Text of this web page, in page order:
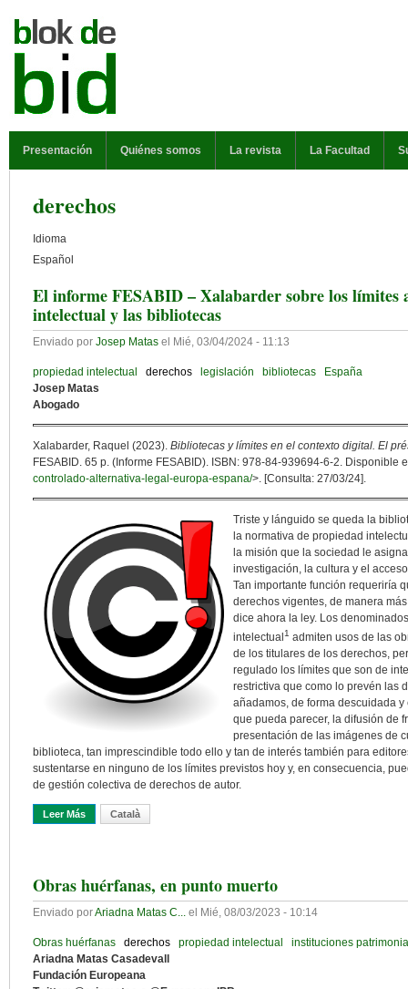
Presentación Quiénes somos La revista La Facultad
derechos
Idioma
Español
El informe FESABID – Xalabarder sobre los límites
intelectual y las bibliotecas
Enviado por Josep Matas el Mié, 03/04/2024 - 11:13
propiedad intelectual derechos legislación bibliotecas
España
Josep Matas
Abogado
Xalabarder, Raquel (2023). Bibliotecas y límites en el contexto digital. El
FESABID. 65 p. (Informe FESABID). ISBN: 978-84-939694-6-2. Disponible
controlado-alternativa-legal-europa-espana/>. [Consulta: 27/03/24].
Triste y lánguido se queda la
la normativa de propiedad
la misión que la sociedad le
investigación, la cultura y el
Tan importante función requeriría
derechos vigentes, de manera
dice ahora la ley. Los
intelectual 1 admiten usos de las
de los titulares de los derechos,
regulado los límites que son de
restrictiva que como lo prevén las
añadamos, de forma descuidada
que pueda parecer, la difusión de
presentación de las imágenes de
biblioteca, tan imprescindible todo ello y tan de interés también para
sustentarse en ninguno de los límites previstos hoy y, en consecuencia,
de gestión colectiva de derechos de autor.
Leer Más Sobre El Informe FESABID – Xalabarder Sobre Los Límites A Los
Català
Obras huérfanas, en punto muerto
Enviado porAriadna Matas C... el Mié, 08/03/2023 - 10:14
Obras huérfanas derechos propiedad intelectual
instituciones
Ariadna Matas Casadevall
Fundación Europeana